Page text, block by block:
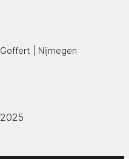
| Nijmegen